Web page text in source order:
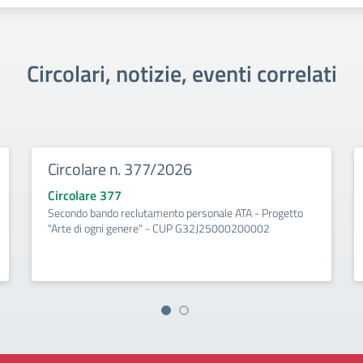
Circolari, notizie, eventi correlati
Circolare n. 377/2026
Circolare 377
Secondo bando reclutamento personale ATA - Progetto
"Arte di ogni genere" - CUP G32J25000200002